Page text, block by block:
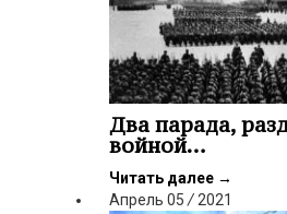
Два парада,
войной…
Читать далее →
Апрель 05 / 2021